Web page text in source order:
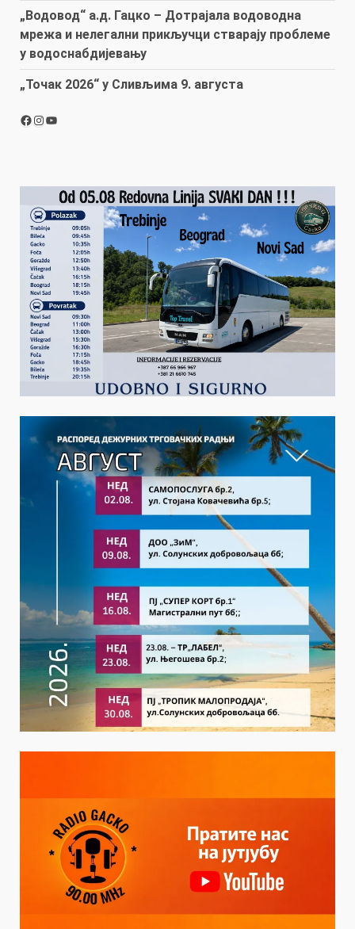
„Водовод“ а.д. Гацко – Дотрајала водоводна
мрежа и нелегални прикључци стварају проблеме
у водоснабдијевању
„Точак 2026“ у Сливљима 9. августа
Facebook
Instagram
YouTube